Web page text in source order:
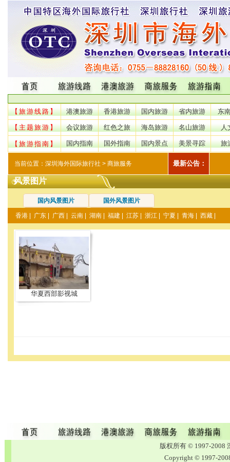
【旅游线路】 港澳旅游 香港旅游 国内旅游 省内旅游 东
【主题旅游】 会议旅游 红色之旅 海岛旅游 名山旅游 人
【旅游指南】 国内指南 国外指南 国内景点 美景寻踪 旅
当前位置： 深圳海外国际旅行社 > 商旅服务 最新公告：
风景图片
国内风景图片 国外风景图片
香港 广东 广西 云南 湖南 福建 江苏 浙江 宁夏 青海 西藏
华夏西部影视城
版权所有 © 1997-2008
Copyright © 1997-